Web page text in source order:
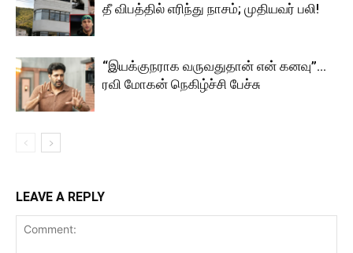
தீ விபத்தில் எரிந்து நாசம்; முதியவர் பலி!
“இயக்குநராக வருவதுதான் என் கனவு”…
ரவி மோகன் நெகிழ்ச்சி பேச்சு
LEAVE A REPLY